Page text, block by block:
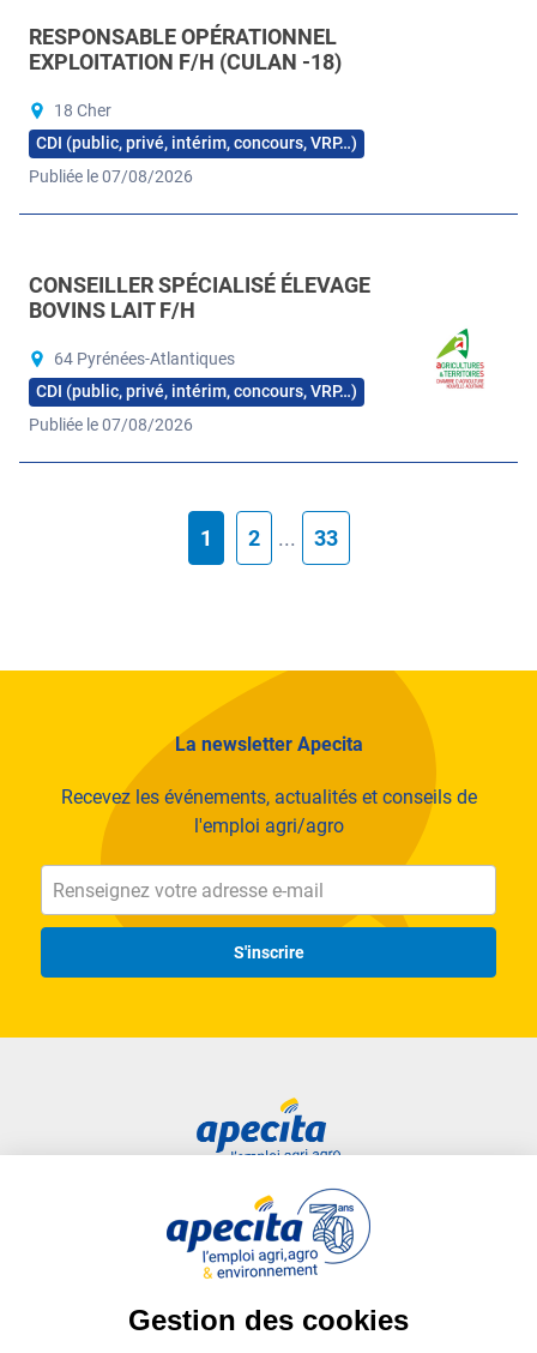
RESPONSABLE OPÉRATIONNEL
EXPLOITATION F/H (CULAN -18)
18 Cher
CDI (public, privé, intérim, concours, VRP…)
Publiée le 07/08/2026
CONSEILLER SPÉCIALISÉ ÉLEVAGE
BOVINS LAIT F/H
64 Pyrénées-Atlantiques
CDI (public, privé, intérim, concours, VRP…)
Publiée le 07/08/2026
1 2 ... 33
La newsletter Apecita
Recevez les événements, actualités et conseils de
l'emploi agri/agro
S'inscrire
Liens utiles
Plan du site